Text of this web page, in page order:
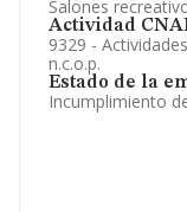
Salones
Actividad
9329 -
n.c.o.p.
Estado de la
Incumplimiento